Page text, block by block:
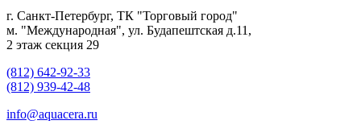
г. Санкт-Петербург, ТК "Торговый город"
м. "Международная", ул. Будапештская д.11,
2 этаж секция 29
(812) 642-92-33
(812) 939-42-48
info@aquacera.ru